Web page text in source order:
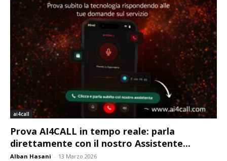
ai4call
Prova AI4CALL in tempo reale: parla
direttamente con il nostro Assistente...
Alban Hasani - 13 Marzo 2026